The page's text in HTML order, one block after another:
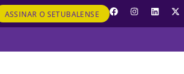
ASSINAR O SETUBALENSE